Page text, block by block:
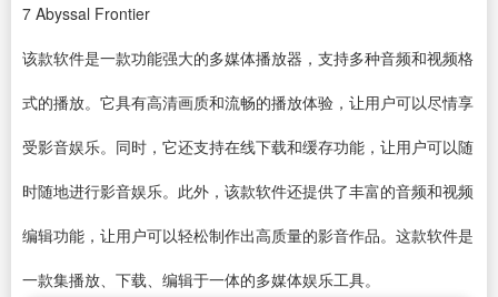
7 Abyssal Frontier
该款软件是一款功能强大的多媒体播放器，支持多种音频和视频格
式的播放。它具有高清画质和流畅的播放体验，让用户可以尽情享
受影音娱乐。同时，它还支持在线下载和缓存功能，让用户可以随
时随地进行影音娱乐。此外，该款软件还提供了丰富的音频和视频
编辑功能，让用户可以轻松制作出高质量的影音作品。这款软件是
一款集播放、下载、编辑于一体的多媒体娱乐工具。